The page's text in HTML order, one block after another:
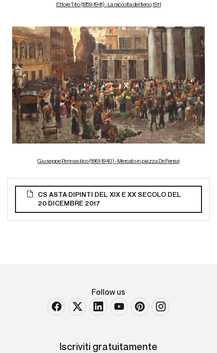
Ettore Tito (1859-1941) - La raccolta del fieno, 1911
Giuseppe Pennasilico (1861-1940) - Mercato in piazza De Ferrari
CS ASTA DIPINTI DEL XIX E XX SECOLO DEL
20 DICEMBRE 2017
Follow us
Iscriviti gratuitamente